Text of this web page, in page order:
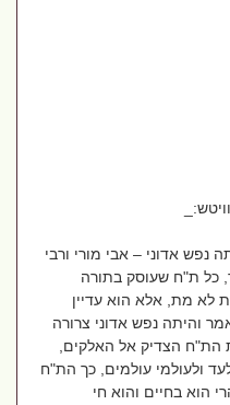
אדוני – אבי מורי ורבי
ת"ח שעוסק בתורה
מת, אלא הוא עדיין
והיתה נפש אדוני צרורה
הצדיק אל האלקים,
ולעולמי עולמים, כך הת"ח
בחיים והוא חי